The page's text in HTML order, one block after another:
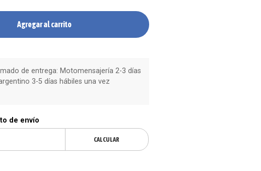
Agregar al carrito
de entrega: Motomensajería 2-3 días
3-5 días hábiles una vez
de envío
CALCULAR